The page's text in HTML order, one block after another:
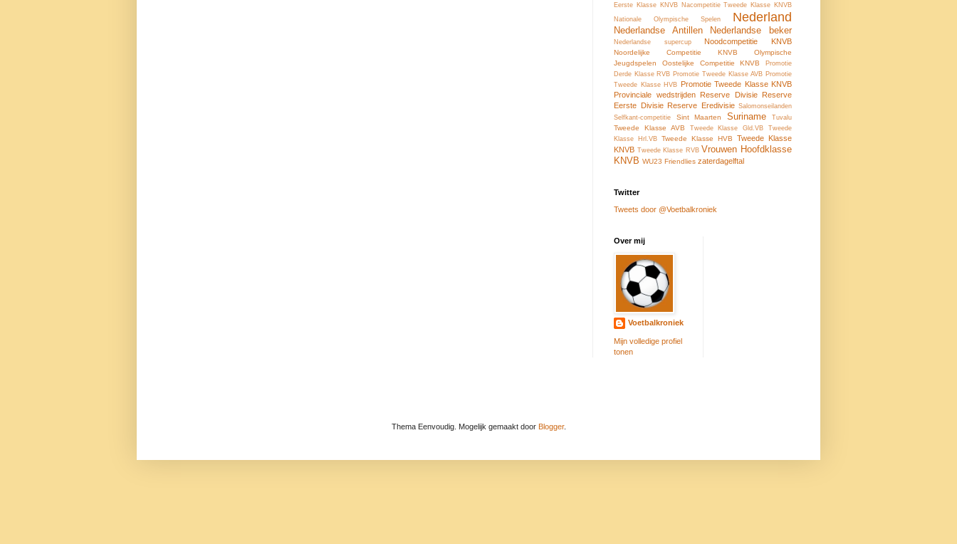
Eerste Klasse KNVB
Nacompetitie Tweede Klasse KNVB
Nationale Olympische Spelen
Nederland
Nederlandse Antillen Nederlandse beker
Nederlandse supercup Noodcompetitie KNVB
Noordelijke Competitie KNVB
Olympische
Jeugdspelen
Oostelijke Competitie KNVB
Promotie
Derde Klasse RVB Promotie Tweede Klasse AVB Promotie
Tweede Klasse HVB Promotie Tweede Klasse KNVB
Provinciale wedstrijden
Reserve Divisie
Reserve
Eerste Divisie Reserve Eredivisie Salomonseilanden
Selfkant-competitie
Sint Maarten Suriname Tuvalu
Tweede Klasse AVB Tweede Klasse Gld.VB
Tweede
Klasse Hrl.VB Tweede Klasse HVB
Tweede Klasse
KNVB Tweede Klasse RVB Vrouwen Hoofdklasse
KNVB WU23 Friendlies zaterdagelftal
Twitter
Tweets door @Voetbalkroniek
Over mij
Voetbalkroniek
Mijn volledige profiel
tonen
Thema Eenvoudig. Mogelijk gemaakt door Blogger.